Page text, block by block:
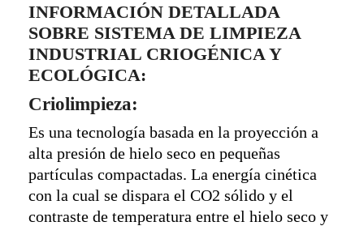
INFORMACIÓN DETALLADA
SOBRE SISTEMA DE LIMPIEZA
INDUSTRIAL CRIOGÉNICA Y
ECOLÓGICA:
Criolimpieza:
Es una tecnología basada en la proyección a
alta presión de hielo seco en pequeñas
partículas compactadas. La energía cinética
con la cual se dispara el CO2 sólido y el
contraste de temperatura entre el hielo seco y